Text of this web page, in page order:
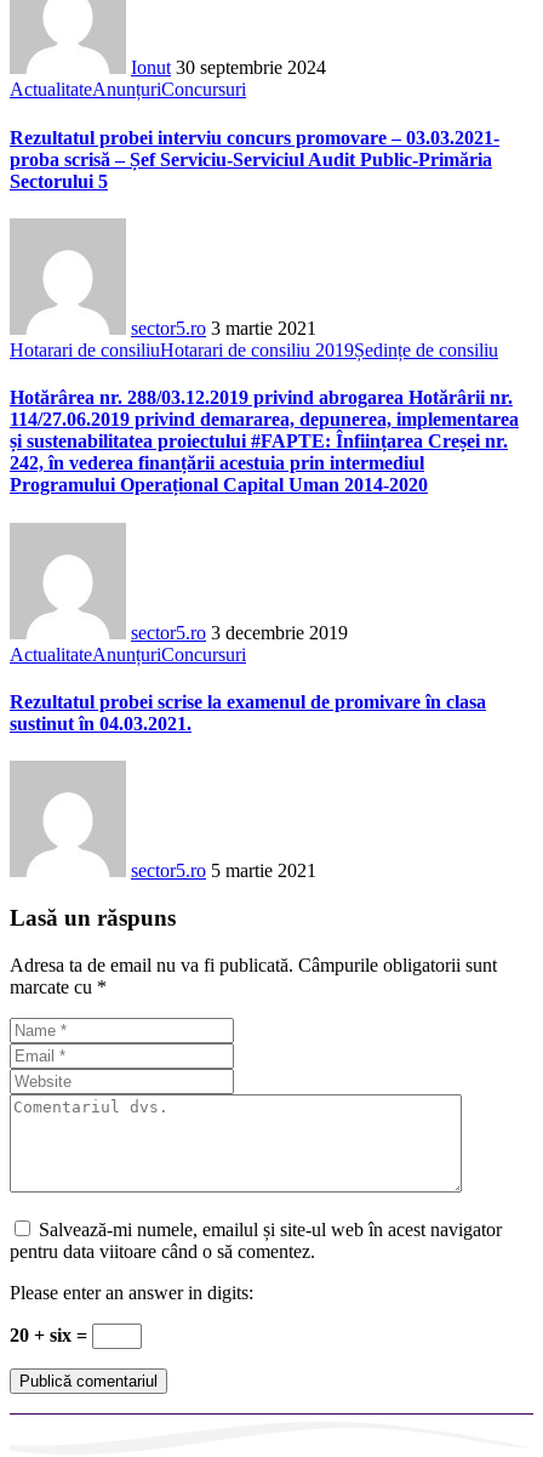
Ionut 30 septembrie 2024
ActualitateAnunțuriConcursuri
Rezultatul probei interviu concurs promovare – 03.03.2021-
proba scrisă – Șef Serviciu-Serviciul Audit Public-Primăria
Sectorului 5
sector5.ro 3 martie 2021
Hotarari de consiliuHotarari de consiliu 2019Ședințe de consiliu
Hotărârea nr. 288/03.12.2019 privind abrogarea Hotărârii nr.
114/27.06.2019 privind demararea, depunerea, implementarea
și sustenabilitatea proiectului #FAPTE: Înființarea Creșei nr.
242, în vederea finanțării acestuia prin intermediul
Programului Operațional Capital Uman 2014-2020
sector5.ro 3 decembrie 2019
ActualitateAnunțuriConcursuri
Rezultatul probei scrise la examenul de promivare în clasa
sustinut în 04.03.2021.
sector5.ro 5 martie 2021
Lasă un răspuns
Adresa ta de email nu va fi publicată. Câmpurile obligatorii sunt
marcate cu *
Salvează-mi numele, emailul și site-ul web în acest navigator
pentru data viitoare când o să comentez.
Please enter an answer in digits:
20 + six =